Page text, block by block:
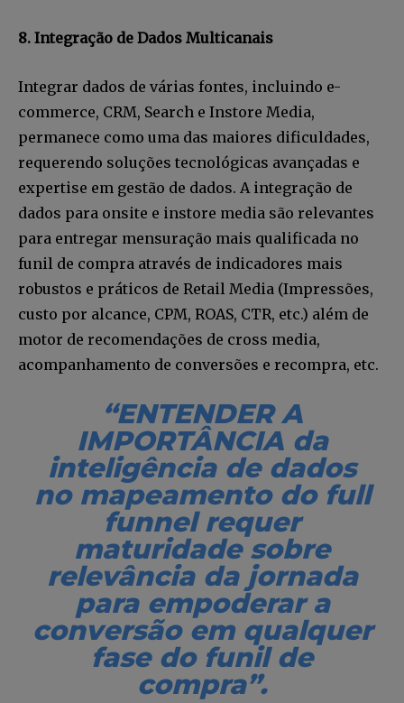
Faça parte da Comunidade
Retail Media News assinando
nossa newsletter.
Seja um assinante e desfrute de leitura ilimitada de artigos e
tenha acesso a conteúdos exclusivos.
INSCREVA-SE
Li e aceito aPolítica de Privacidade.
12,345
Fãs
5,678
Seguidores
12,345
Seguidores
8. Integração de Dados Multicanais
Integrar dados de várias fontes, incluindo e-
commerce, CRM, Search e Instore Media,
permanece como uma das maiores dificuldades,
requerendo soluções tecnológicas avançadas e
expertise em gestão de dados. A integração de
dados para onsite e instore media são relevantes
para entregar mensuração mais qualificada no
funil de compra através de indicadores mais
robustos e práticos de Retail Media (Impressões,
custo por alcance, CPM, ROAS, CTR, etc.) além de
motor de recomendações de cross media,
acompanhamento de conversões e recompra, etc.
“ENTENDER A
IMPORTÂNCIA da
inteligência de dados
no mapeamento do full
funnel requer
maturidade sobre
relevância da jornada
para empoderar a
conversão em qualquer
fase do funil de
compra”.